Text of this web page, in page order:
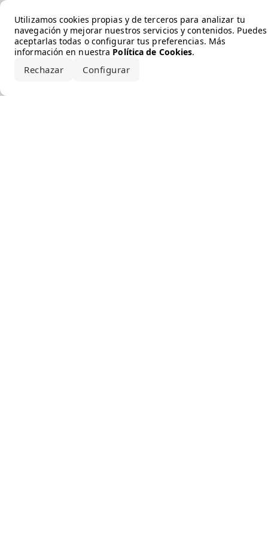
Utilizamos cookies propias y de terceros para analizar tu
navegación y mejorar nuestros servicios y contenidos. Puedes
aceptarlas todas o configurar tus preferencias. Más
información en nuestra Política de Cookies.
Rechazar Configurar
Error loading the brand